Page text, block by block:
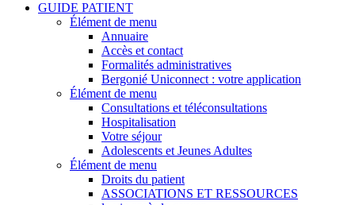
GUIDE PATIENT
Élément de menu
Annuaire
Accès et contact
Formalités administratives
Bergonié Uniconnect : votre application
Élément de menu
Consultations et téléconsultations
Hospitalisation
Votre séjour
Adolescents et Jeunes Adultes
Élément de menu
Droits du patient
ASSOCIATIONS ET RESSOURCES